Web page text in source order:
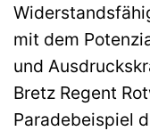
mit dem
und
Bretz Regent
Paradebeispiel